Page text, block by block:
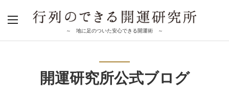
～ 地に足のついた安心できる開運術 ～
開運研究所公式ブログ